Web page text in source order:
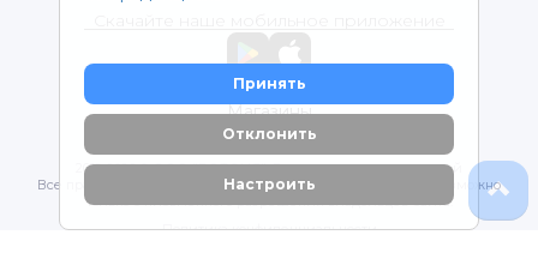
Принять
Отклонить
Настроить
Магазины
2012-2026 © ООО "ВОТОНЯ". Детские товары с доставкой
Все права защищены. Любое использование материалов возможно
только с письменного разрешения владельцев сайта.
Политика конфиденциальности